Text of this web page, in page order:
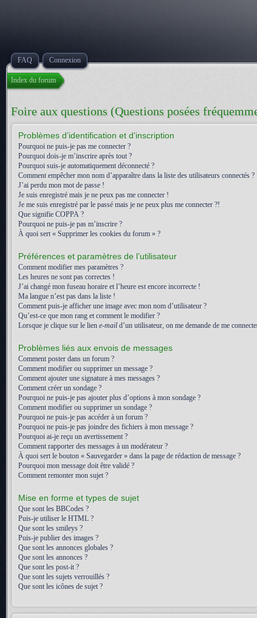
FAQ Connexion
Index du forum
Foire aux questions (Questions posées
Problèmes d’identification et d’inscription
Pourquoi ne puis-je pas me connecter ?
Pourquoi dois-je m’inscrire après tout ?
Pourquoi suis-je automatiquement déconnecté ?
Comment empêcher mon nom d’apparaître dans la liste des utilisateurs connectés ?
J’ai perdu mon mot de passe !
Je suis enregistré mais je ne peux pas me connecter !
Je me suis enregistré par le passé mais je ne peux plus me connecter ?!
Que signifie COPPA ?
Pourquoi ne puis-je pas m’inscrire ?
À quoi sert « Supprimer les cookies du forum » ?
Préférences et paramètres de l’utilisateur
Comment modifier mes paramètres ?
Les heures ne sont pas correctes !
J’ai changé mon fuseau horaire et l’heure est encore incorrecte !
Ma langue n’est pas dans la liste !
Comment puis-je afficher une image avec mon nom d’utilisateur ?
Qu’est-ce que mon rang et comment le modifier ?
Lorsque je clique sur le lien e-mail d’un utilisateur, on me demande de me
Problèmes liés aux envois de messages
Comment poster dans un forum ?
Comment modifier ou supprimer un message ?
Comment ajouter une signature à mes messages ?
Comment créer un sondage ?
Pourquoi ne puis-je pas ajouter plus d’options à mon sondage ?
Comment modifier ou supprimer un sondage ?
Pourquoi ne puis-je pas accéder à un forum ?
Pourquoi ne puis-je pas joindre des fichiers à mon message ?
Pourquoi ai-je reçu un avertissement ?
Comment rapporter des messages à un modérateur ?
À quoi sert le bouton « Sauvegarder » dans la page de rédaction de message ?
Pourquoi mon message doit être validé ?
Comment remonter mon sujet ?
Mise en forme et types de sujet
Que sont les BBCodes ?
Puis-je utiliser le HTML ?
Que sont les smileys ?
Puis-je publier des images ?
Que sont les annonces globales ?
Que sont les annonces ?
Que sont les post-it ?
Que sont les sujets verrouillés ?
Que sont les icônes de sujet ?